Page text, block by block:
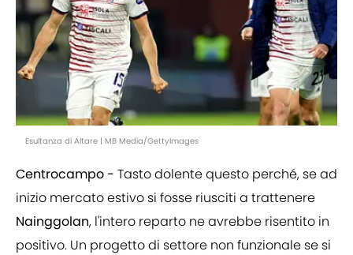
Esultanza di Altare | MB Media/GettyImages
Centrocampo - Tasto dolente questo perché, se ad
inizio mercato estivo si fosse riusciti a trattenere
Nainggolan, l'intero reparto ne avrebbe risentito in
positivo. Un progetto di settore non funzionale se si